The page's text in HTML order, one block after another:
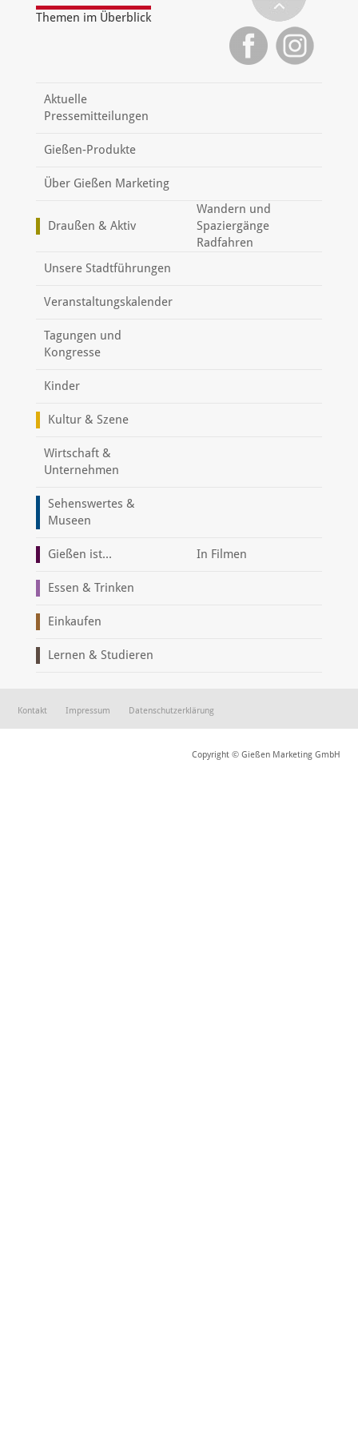
Themen im Überblick
Aktuelle
Pressemitteilungen
Gießen-Produkte
Über Gießen Marketing
Draußen & Aktiv
Wandern und
Spaziergänge
Radfahren
Unsere Stadtführungen
Veranstaltungskalender
Tagungen und
Kongresse
Kinder
Kultur & Szene
Wirtschaft &
Unternehmen
Sehenswertes &
Museen
Gießen ist... In Filmen
Essen & Trinken
Einkaufen
Lernen & Studieren
Kontakt Impressum Datenschutzerklärung
Copyright © Gießen Marketing GmbH